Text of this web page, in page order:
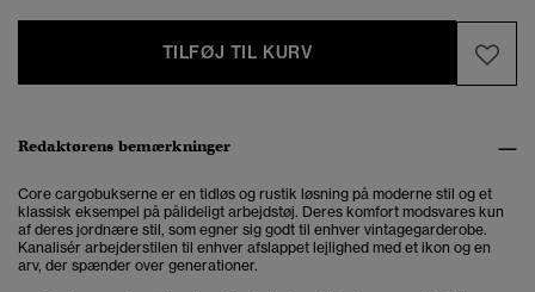
TILFØJ TIL KURV
Redaktørens bemærkninger
Core cargobukserne er en tidløs og rustik løsning på moderne stil og et
klassisk eksempel på pålideligt arbejdstøj. Deres komfort modsvares kun
af deres jordnære stil, som egner sig godt til enhver vintagegarderobe.
Kanalisér arbejderstilen til enhver afslappet lejlighed med et ikon og en
arv, der spænder over generationer.